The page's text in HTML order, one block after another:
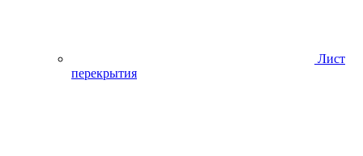
Лист
перекрытия